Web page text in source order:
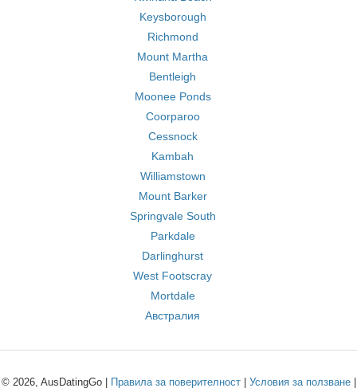
Keysborough
Richmond
Mount Martha
Bentleigh
Moonee Ponds
Coorparoo
Cessnock
Kambah
Williamstown
Mount Barker
Springvale South
Parkdale
Darlinghurst
West Footscray
Mortdale
Австралия
© 2026, AusDatingGo | Правила за поверителност| Условия за ползване|